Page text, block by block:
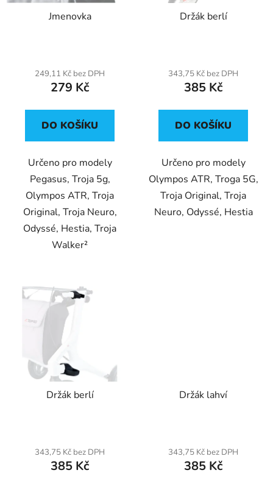
t
r
Jmenovka
249,11 Kč bez DPH
279 Kč
DO KOŠÍKU
Určeno pro modely
Pegasus, Troja 5g,
Olympos ATR, Troja
Original, Troja Neuro,
Odyssé, Hestia, Troja
Walker²
Držák berlí
343,75 Kč bez DPH
385 Kč
DO KOŠÍKU
Určeno pro modely
Olympos ATR, Troga 5G,
Troja Original, Troja
Neuro, Odyssé, Hestia
Držák berlí
343,75 Kč bez DPH
385 Kč
Držák lahví
343,75 Kč bez DPH
385 Kč